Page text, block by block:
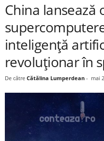
China lansează
inteligență
revoluționar în
De către Cătălina Lumperdean - mai